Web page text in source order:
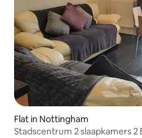
Flat in Nottingham
Stadscentrum 2 slaapkamers 2